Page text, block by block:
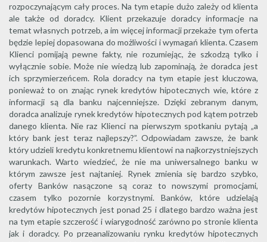
rozpoczynającym cały proces. Na tym etapie dużo zależy od klienta
ale także od doradcy. Klient przekazuje doradcy informacje na
temat własnych potrzeb, a im więcej informacji przekaże tym oferta
będzie lepiej dopasowana do możliwości i wymagań klienta. Czasem
Klienci pomijają pewne fakty, nie rozumiejąc, że szkodzą tylko i
wyłącznie sobie. Może nie wiedzą lub zapominają, że doradca jest
ich sprzymierzeńcem. Rola doradcy na tym etapie jest kluczowa,
ponieważ to on znając rynek kredytów hipotecznych wie, które z
informacji są dla banku najcenniejsze. Dzięki zebranym danym,
doradca analizuje rynek kredytów hipotecznych pod kątem potrzeb
danego klienta. Nie raz Klienci na pierwszym spotkaniu pytają „a
który bank jest teraz najlepszy?”. Odpowiadam zawsze, że bank
który udzieli kredytu konkretnemu klientowi na najkorzystniejszych
warunkach. Warto wiedzieć, że nie ma uniwersalnego banku w
którym zawsze jest najtaniej. Rynek zmienia się bardzo szybko,
oferty Banków nasączone są coraz to nowszymi promocjami,
czasem tylko pozornie korzystnymi. Banków, które udzielają
kredytów hipotecznych jest ponad 25 i dlatego bardzo ważna jest
na tym etapie szczerość i wiarygodność zarówno po stronie klienta
jak i doradcy. Po przeanalizowaniu rynku kredytów hipotecznych